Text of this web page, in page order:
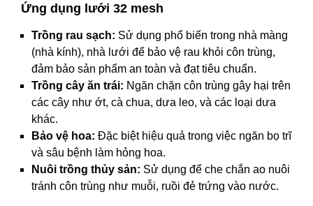
Ứng dụng lưới 32 mesh
Trồng rau sạch: Sử dụng phổ biến trong nhà màng
(nhà kính), nhà lưới để bảo vệ rau khỏi côn trùng,
đảm bảo sản phẩm an toàn và đạt tiêu chuẩn.
Trồng cây ăn trái: Ngăn chặn côn trùng gây hại trên
các cây như ớt, cà chua, dưa leo, và các loại dưa
khác.
Bảo vệ hoa: Đặc biệt hiệu quả trong việc ngăn bọ trĩ
và sâu bệnh làm hỏng hoa.
Nuôi trồng thủy sản: Sử dụng để che chắn ao nuôi
tránh côn trùng như muỗi, ruồi đẻ trứng vào nước.